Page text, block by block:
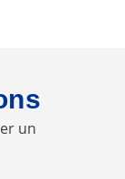
un